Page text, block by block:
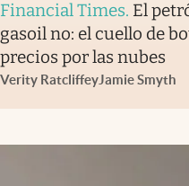
Financial Times. El
gasoil no: el cuello de
precios por las nubes
Verity RatcliffeyJamie Smyth